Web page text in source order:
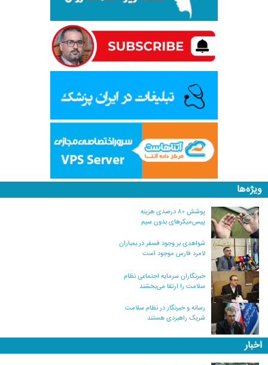
ویژه‌ها
پوشش ۸۰ درصدی هزینه
پیس‌میکرهای بدون سیم
شواهدی بر وجود فسفر در بمباران
لامرد فارس موجود است
خبرنگاران سرمایه اجتماعی نظام
سلامت را ارتقا می‌بخشند
رسانه و خبرنگار در نظام سلامت
شریک راهبردی هستند
اخبار